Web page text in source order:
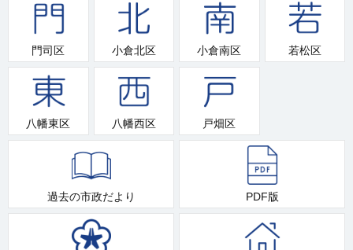
門司区 小倉北区 小倉南区 若松区
八幡東区 八幡西区 戸畑区
過去の市政だより PDF版